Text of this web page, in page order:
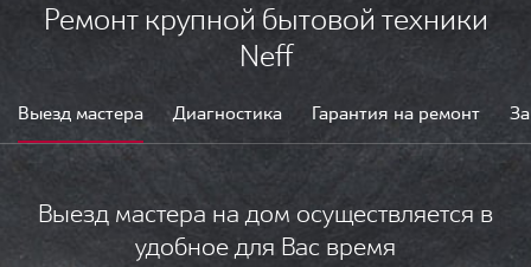
Ремонт крупной бытовой техники
Neff
Выезд мастера Диагностика Гарантия на ремонт
Выезд мастера на дом осуществляется в
удобное для Вас время